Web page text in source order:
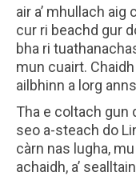
air a’ mhullach aig
cur ri beachd gur
bha ri
mun cuairt.
ailbhinn a lorg
Tha e coltach gun
seo a-steach do
càrn nas lugha,
achaidh, a’